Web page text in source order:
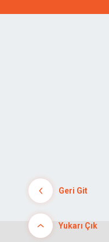
Geri Git
Yukarı Çık